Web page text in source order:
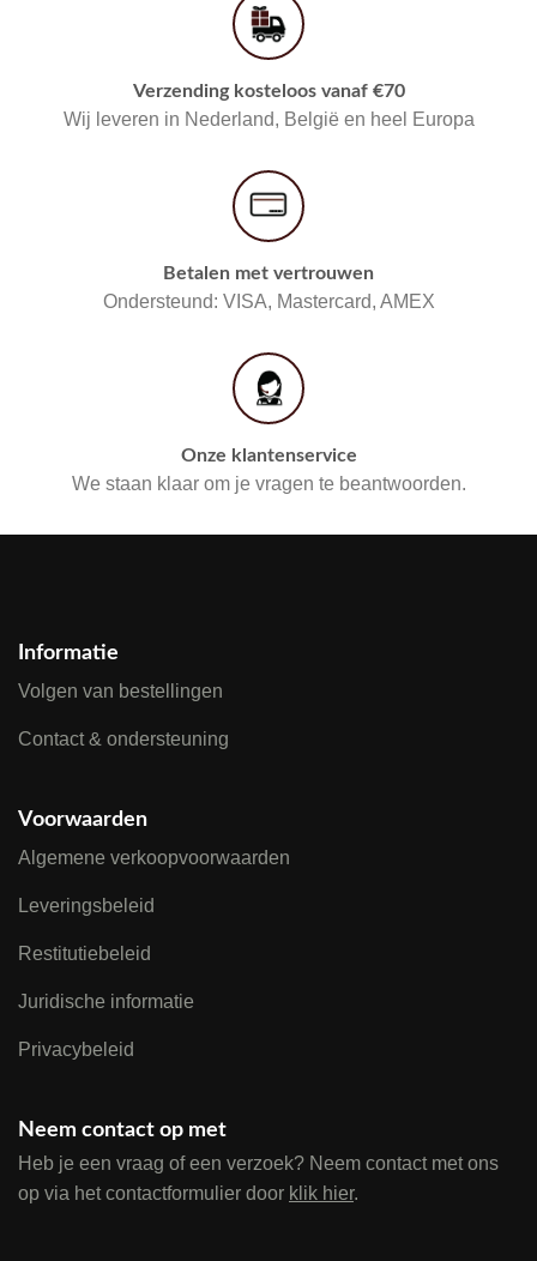
Verzending kosteloos vanaf €70
Wij leveren in Nederland, België en heel Europa
Betalen met vertrouwen
Ondersteund: VISA, Mastercard, AMEX
Onze klantenservice
We staan klaar om je vragen te beantwoorden.
Informatie
Volgen van bestellingen
Contact & ondersteuning
Voorwaarden
Algemene verkoopvoorwaarden
Leveringsbeleid
Restitutiebeleid
Juridische informatie
Privacybeleid
Neem contact op met
Heb je een vraag of een verzoek? Neem contact met ons
op via het contactformulier door klik hier.